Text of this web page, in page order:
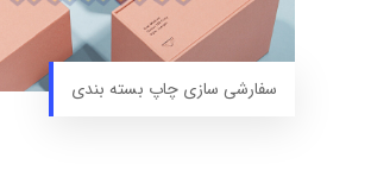
سفارشی سازی چاپ بسته بندی